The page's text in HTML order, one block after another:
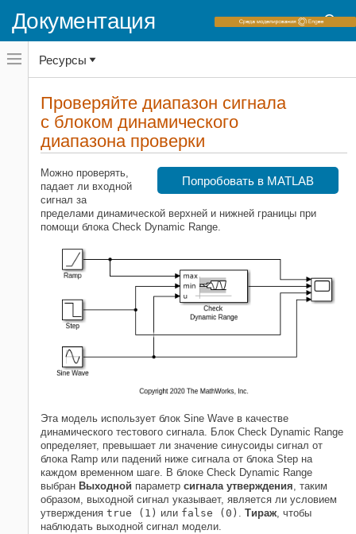
Документация
Переключатель
навигационного
меню
переключатель
навигационного
Simulink
Основы окружения Simulink
Библиотеки блоков
Model Verification
Simulink
Моделирование
Проверяйте диапазон сигнала с
блоком динамического диапазона
НА ЭТОЙ СТРАНИЦЕ
Смотрите также
Ресурсы
Проверяйте диапазон сигнала
с блоком динамического
диапазона проверки
Попробовать в MATLAB
Можно проверять,
падает ли входной
сигнал за
пределами динамической верхней и нижней границы при
помощи блока Check Dynamic Range.
Эта модель использует блок Sine Wave в качестве
динамического тестового сигнала. Блок Check Dynamic Range
определяет, превышает ли значение синусоиды сигнал от
блока Ramp или падений ниже сигнала от блока Step на
каждом временном шаге. В блоке Check Dynamic Range
выбран Выходной параметр сигнала утверждения, таким
образом, выходной сигнал указывает, является ли условием
утверждения true (1) или false (0) . Тираж, чтобы
наблюдать выходной сигнал модели.